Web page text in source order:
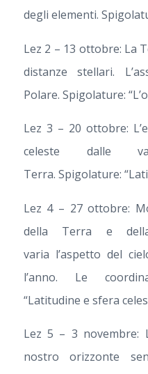
degli elementi.
Lez 2 – 13 ottobre: La
distanze stellari.
Polare. Spigolature:
Lez 3 – 20 ottobre:
celeste dalle
Terra. Spigolature:
Lez 4 – 27 ottobre:
della Terra e
varia l’aspetto del
l’anno. Le
“Latitudine e sfera
Lez 5 – 3 novembre:
nostro orizzonte